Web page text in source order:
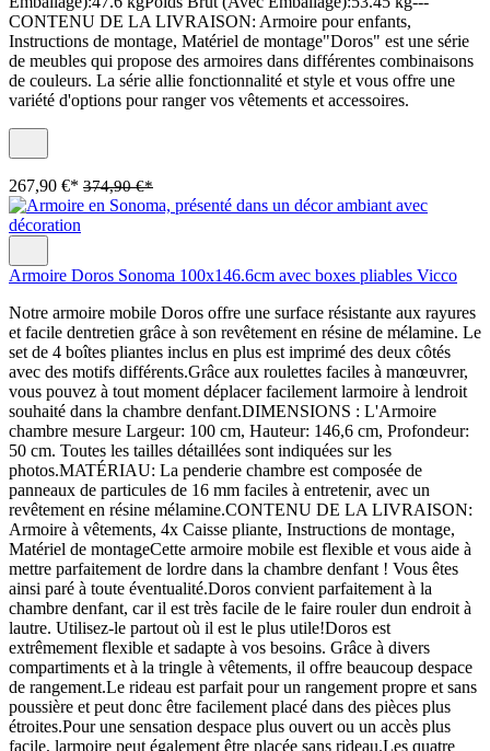
CONTENU DE LA LIVRAISON: Armoire pour enfants,
Instructions de montage, Matériel de montage"Doros" est une série
de meubles qui propose des armoires dans différentes combinaisons
de couleurs. La série allie fonctionnalité et style et vous offre une
variété d'options pour ranger vos vêtements et accessoires.
267,90 €* 374,90 €*
Armoire Doros Sonoma 100x146.6cm avec boxes pliables Vicco
Notre armoire mobile Doros offre une surface résistante aux rayures
et facile dentretien grâce à son revêtement en résine de mélamine. Le
set de 4 boîtes pliantes inclus en plus est imprimé des deux côtés
avec des motifs différents.Grâce aux roulettes faciles à manœuvrer,
vous pouvez à tout moment déplacer facilement larmoire à lendroit
souhaité dans la chambre denfant.DIMENSIONS : L'Armoire
chambre mesure Largeur: 100 cm, Hauteur: 146,6 cm, Profondeur:
50 cm. Toutes les tailles détaillées sont indiquées sur les
photos.MATÉRIAU: La penderie chambre est composée de
panneaux de particules de 16 mm faciles à entretenir, avec un
revêtement en résine mélamine.CONTENU DE LA LIVRAISON:
Armoire à vêtements, 4x Caisse pliante, Instructions de montage,
Matériel de montageCette armoire mobile est flexible et vous aide à
mettre parfaitement de lordre dans la chambre denfant ! Vous êtes
ainsi paré à toute éventualité.Doros convient parfaitement à la
chambre denfant, car il est très facile de le faire rouler dun endroit à
lautre. Utilisez-le partout où il est le plus utile!Doros est
extrêmement flexible et sadapte à vos besoins. Grâce à divers
compartiments et à la tringle à vêtements, il offre beaucoup despace
de rangement.Le rideau est parfait pour un rangement propre et sans
poussière et peut donc être facilement placé dans des pièces plus
étroites.Pour une sensation despace plus ouvert ou un accès plus
facile, larmoire peut également être placée sans rideau.Les quatre